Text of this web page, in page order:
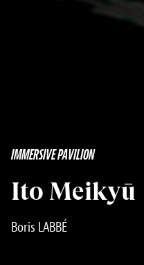
IMMERSIVE PAVILION
Ito Meikyū
Boris LABBÉ